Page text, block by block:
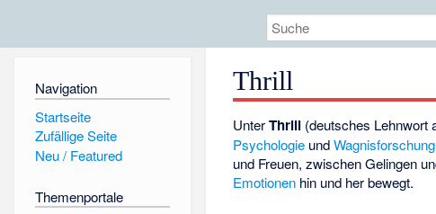
Navigation
Startseite
Zufällige Seite
Neu / Featured
Themenportale
Thrill
UnterThrill (deutsches Lehnwort
Psychologie undWagnisforschung
und Freuen, zwischen Gelingen
Emotionen hin und her bewegt.